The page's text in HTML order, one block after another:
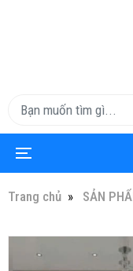
Trang chủ SẢN